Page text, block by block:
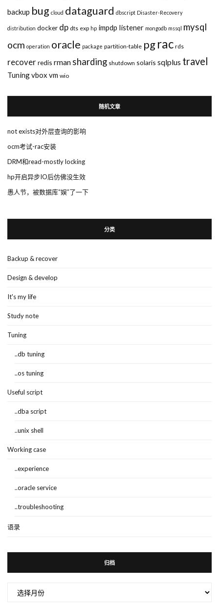
backup bug cloud dataguard dbscript Disaster-Recovery
distribution docker dp dts exp hp impdp listener mongodb mssql mysql
ocm operation oracle package partition-table pgrac rds
recover redis rman sharding shutdown solaris sqlplus travel
Tuningvbox vm wio
随机文章
not exists对外层查询的影响
ocm考试-rac安装
DRM和read-mostly locking
hp开启异步IO后仿佛没生效
愚人节，被数据库“娱”了一下
分类
Backup & recover
Design & develop
It's my life
Study note
Tuning
..db tuning
..os tuning
Useful script
..dba script
..unix shell
Working case
..experience
..oracle service
..troubleshooting
语录
归档